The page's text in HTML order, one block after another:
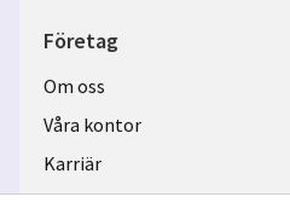
Företag
Useful
links
SWEDEN
Om oss
Våra kontor
Karriär
Hållbarhet